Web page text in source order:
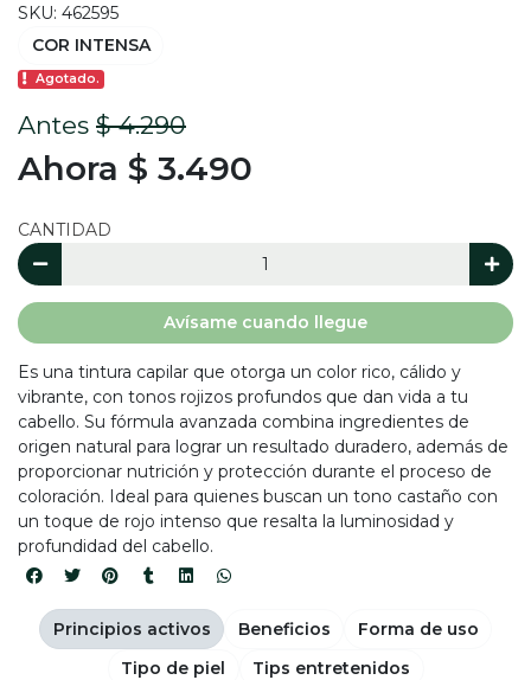
SKU: 462595
COR INTENSA
Agotado.
Antes $ 4.290
Ahora $ 3.490
CANTIDAD
Avísame cuando llegue
Es una tintura capilar que otorga un color rico, cálido y
vibrante, con tonos rojizos profundos que dan vida a tu
cabello. Su fórmula avanzada combina ingredientes de
origen natural para lograr un resultado duradero, además de
proporcionar nutrición y protección durante el proceso de
coloración. Ideal para quienes buscan un tono castaño con
un toque de rojo intenso que resalta la luminosidad y
profundidad del cabello.
Principios activos Beneficios
Forma de uso
Tipo de piel
Tips entretenidos